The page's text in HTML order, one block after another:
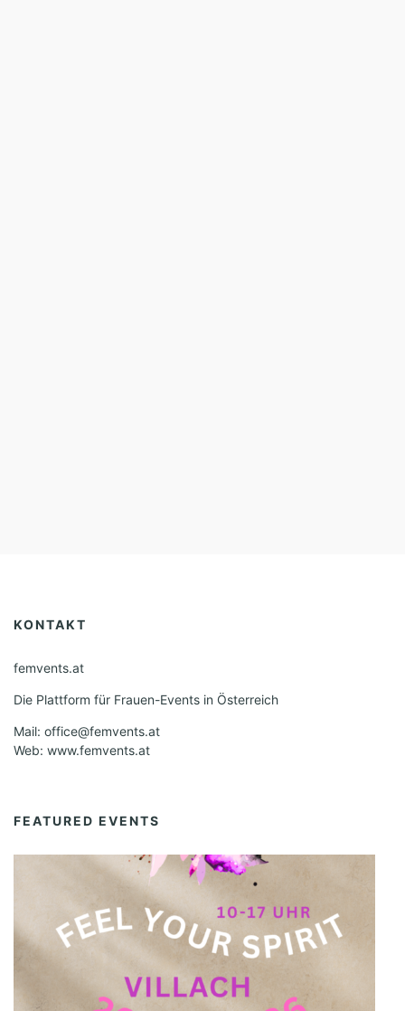
KONTAKT
femvents.at
Die Plattform für Frauen-Events in Österreich
Mail: office@femvents.at
Web: www.femvents.at
FEATURED EVENTS